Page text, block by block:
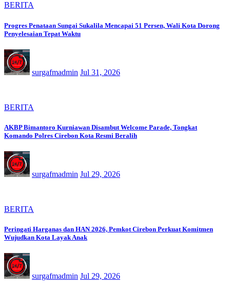
BERITA
Progres Penataan Sungai Sukalila Mencapai 51 Persen, Wali Kota Dorong
Penyelesaian Tepat Waktu
surgafmadmin Jul 31, 2026
BERITA
AKBP Bimantoro Kurniawan Disambut Welcome Parade, Tongkat
Komando Polres Cirebon Kota Resmi Beralih
surgafmadmin Jul 29, 2026
BERITA
Peringati Harganas dan HAN 2026, Pemkot Cirebon Perkuat Komitmen
Wujudkan Kota Layak Anak
surgafmadmin Jul 29, 2026